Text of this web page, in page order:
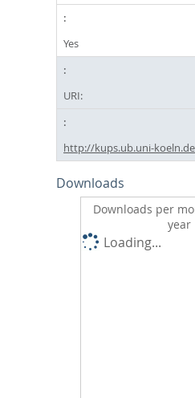
Yes
URI:
http://kups.ub.uni-
Downloads
Downloads per
year
Loading...